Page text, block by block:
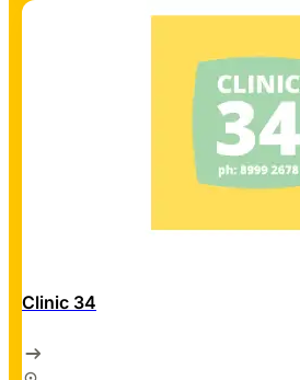
Clinic 34